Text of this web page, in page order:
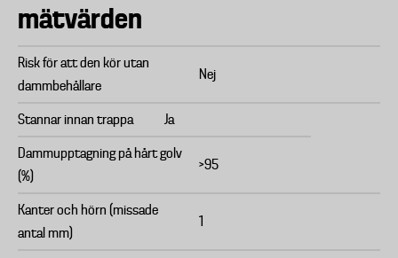
mätvärden
Risk för att den kör utan
dammbehållare
Nej
Stannar innan trappa Ja
Dammupptagning på hårt golv
(%)
>95
Kanter och hörn (missade
antal mm)
1